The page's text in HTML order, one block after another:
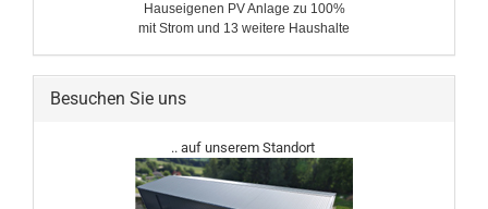
Hauseigenen PV Anlage zu 100%
mit Strom und 13 weitere ​Haushalte
Besuchen Sie uns
.. auf unserem Standort